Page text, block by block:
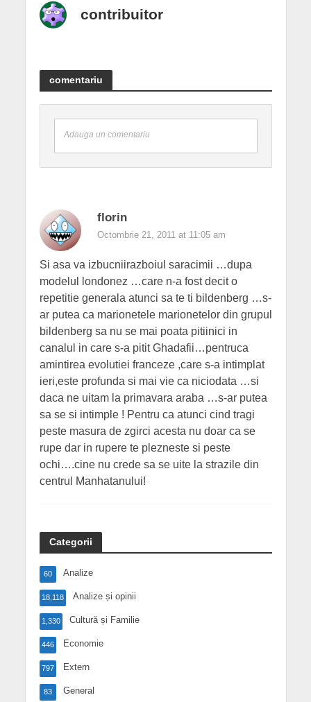
contribuitor
comentariu
Adauga un comentariu
florin
Octombrie 21, 2011 at 11:05 am
Si asa va izbucniirazboiul saracimii …dupa
modelul londonez …care n-a fost decit o
repetitie generala atunci sa te ti bildenberg …s-
ar putea ca marionetele marionetelor din grupul
bildenberg sa nu se mai poata pitiinici in
canalul in care s-a pitit Ghadafii…pentruca
amintirea evolutiei franceze ,care s-a intimplat
ieri,este profunda si mai vie ca niciodata …si
daca ne uitam la primavara araba …s-ar putea
sa se si intimple ! Pentru ca atunci cind tragi
peste masura de zgirci acesta nu doar ca se
rupe dar in rupere te plezneste si peste
ochi….cine nu crede sa se uite la strazile din
centrul Manhatanului!
Categorii
Analize
60
Analize și opinii
18,118
Cultură și Familie
1,330
Economie
446
Extern
797
General
83